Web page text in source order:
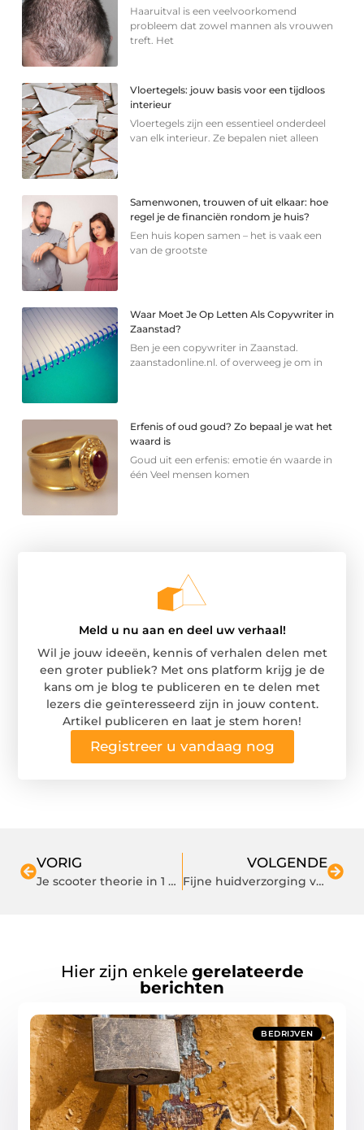
Haaruitval is een veelvoorkomend
probleem dat zowel mannen als vrouwen
treft. Het
Vloertegels: jouw basis voor een tijdloos
interieur
Vloertegels zijn een essentieel onderdeel
van elk interieur. Ze bepalen niet alleen
Samenwonen, trouwen of uit elkaar: hoe
regel je de financiën rondom je huis?
Een huis kopen samen – het is vaak een
van de grootste
Waar Moet Je Op Letten Als Copywriter in
Zaanstad?
Ben je een copywriter in Zaanstad.
zaanstadonline.nl. of overweeg je om in
Erfenis of oud goud? Zo bepaal je wat het
waard is
Goud uit een erfenis: emotie én waarde in
één Veel mensen komen
Meld u nu aan en deel uw verhaal!
Wil je jouw ideeën, kennis of verhalen delen met
een groter publiek? Met ons platform krijg je de
kans om je blog te publiceren en te delen met
lezers die geïnteresseerd zijn in jouw content.
Artikel publiceren en laat je stem horen!
Registreer u vandaag nog
VORIG
Je scooter theorie in 1 dag halen, dat kan, bij Dagcursus.nl!
VOLGENDE
Fijne huidverzorging van aloe vera!
Hier zijn enkele gerelateerde
berichten
BEDRIJVEN